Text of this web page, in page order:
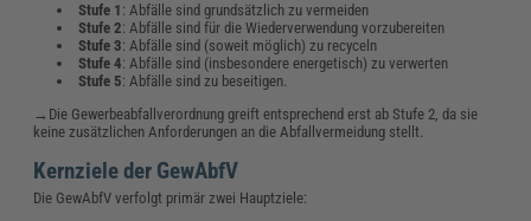
Stufe 1 : Abfälle sind grundsätzlich zu vermeiden
Stufe 2: Abfälle sind für die Wiederverwendung vorzubereiten
Stufe 3: Abfälle sind (soweit möglich) zu recyceln
Stufe 4: Abfälle sind (insbesondere energetisch) zu verwerten
Stufe 5: Abfälle sind zu beseitigen.
→Die Gewerbeabfallverordnung greift entsprechend erst ab Stufe 2, da sie
keine zusätzlichen Anforderungen an die Abfallvermeidung stellt.
Kernziele der GewAbfV
Die GewAbfV verfolgt primär zwei Hauptziele: